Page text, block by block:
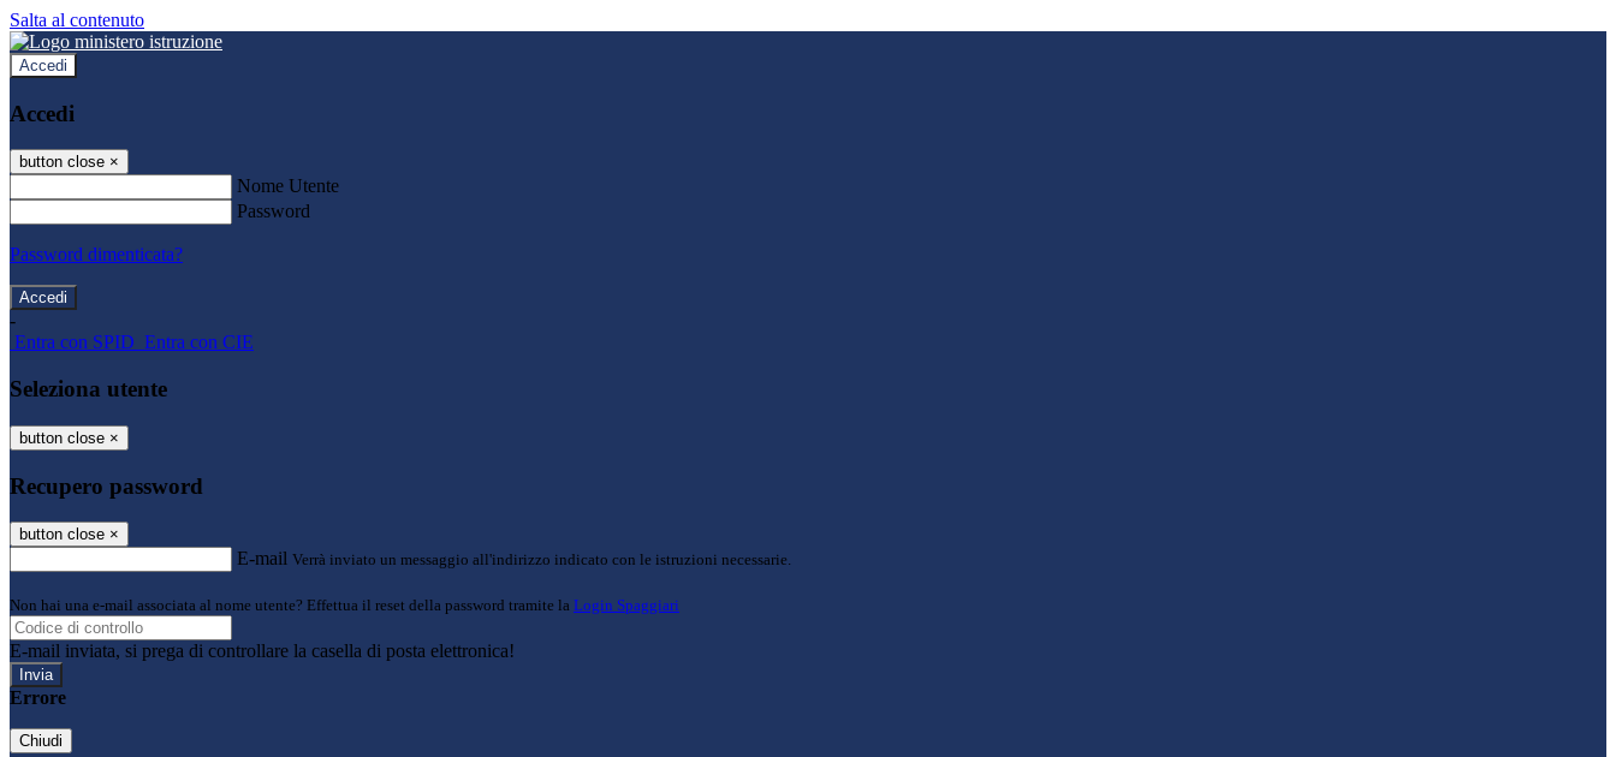
Salta al contenuto
Accedi
Accedi
button close ×
Nome Utente
Password
Password dimenticata?
-
Entra con SPID Entra con CIE
Seleziona utente
button close ×
Recupero password
button close ×
E-mail Verrà inviato un messaggio all'indirizzo indicato con le istruzioni necessarie.
Non hai una e-mail associata al nome utente? Effettua il reset della password tramite la Login Spaggiari
E-mail inviata, si prega di controllare la casella di posta elettronica!
Errore
Chiudi